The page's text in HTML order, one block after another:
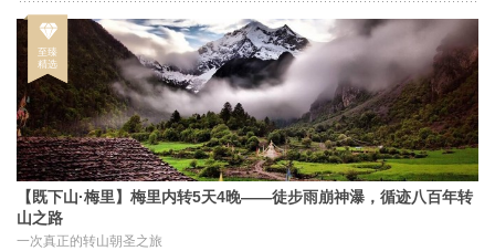
【既下山·梅里】梅里内转5天4晚——徒步雨崩神瀑，循迹八百年转
山之路
一次真正的转山朝圣之旅